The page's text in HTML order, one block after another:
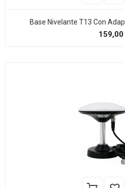
Base Nivelante T13 Con
159,00